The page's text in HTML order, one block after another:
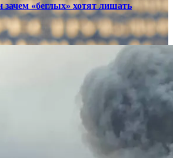
«беглых» хотят лишать